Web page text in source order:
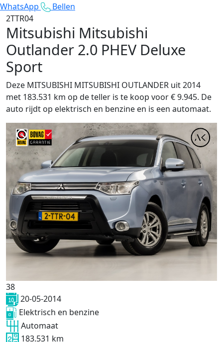
WhatsApp
Bellen
2TTR04
Mitsubishi Mitsubishi
Outlander 2.0 PHEV Deluxe
Sport
Deze MITSUBISHI MITSUBISHI OUTLANDER uit 2014
met 183.531 km op de teller is te koop voor € 9.945. De
auto rijdt op elektrisch en benzine en is een automaat.
38
20-05-2014
Elektrisch en benzine
Automaat
183.531 km